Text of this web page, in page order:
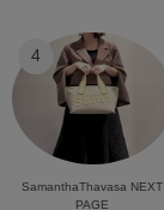
4
SamanthaThavasa NEXT
PAGE